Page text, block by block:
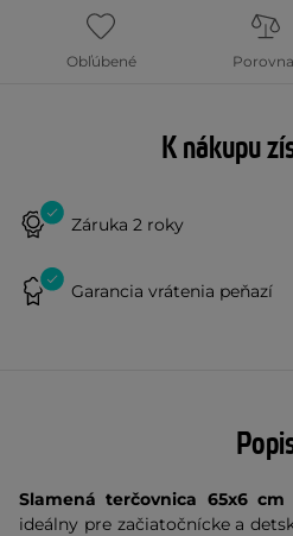
Obľúbené
K nákupu
Záruka 2 roky
Garancia vrátenia peňazí
Slamená terčovnica 65x6 cm
ideálny pre začiatočnícke a